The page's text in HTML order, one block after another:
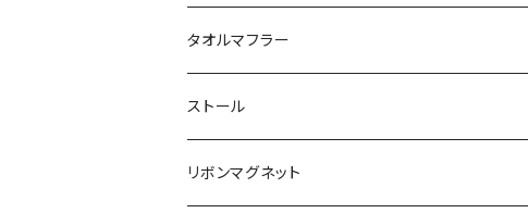
タオルマフラー
ストール
リボンマグネット